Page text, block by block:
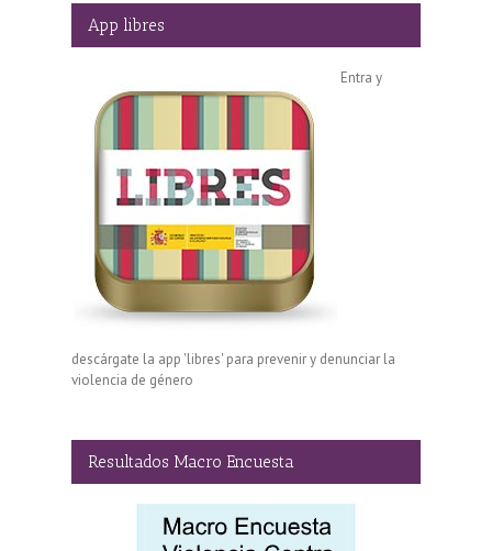
App libres
Entra y
descárgate la app 'libres' para prevenir y denunciar la
violencia de género
Resultados Macro Encuesta